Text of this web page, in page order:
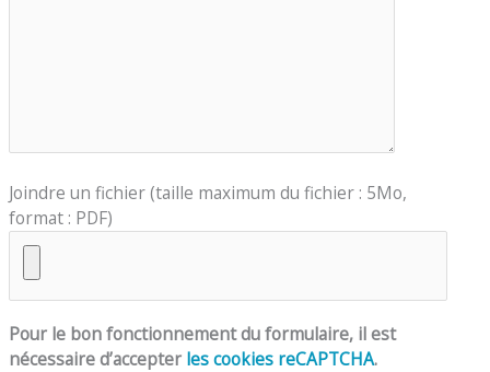
Joindre un fichier (taille maximum du fichier : 5Mo,
format : PDF)
Pour le bon fonctionnement du formulaire, il est
nécessaire d’accepter les cookies reCAPTCHA.